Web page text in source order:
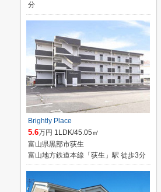
分
Brightly Place
5.6万円 1LDK/45.05㎡
富山県黒部市荻生
富山地方鉄道本線「荻生」駅 徒歩3分